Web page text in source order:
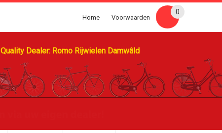
Quality Dealer: Romo Rijwielen Damwâld
Home Voorwaarden
0